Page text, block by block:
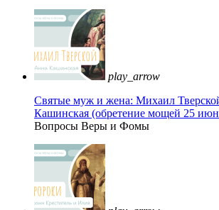
play_arrow
Святые муж и жена: Михаил
Кашинская (обретение мощей 25
Вопросы Веры и Фомы